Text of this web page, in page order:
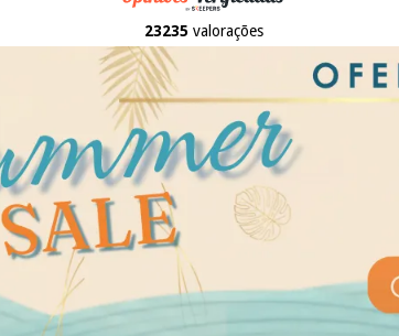
23235 valorações